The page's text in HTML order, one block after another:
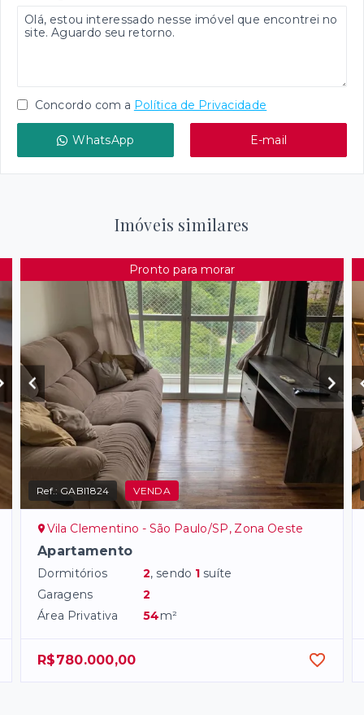
Concordo com a Política de Privacidade
WhatsApp E-mail
Imóveis similares
Pronto para morar
Ref.: GABI1824 VENDA
Vila Clementino - São Paulo/SP, Zona Oeste
Apartamento
Dormitórios 2, sendo 1 suíte
Garagens
2
Área Privativa
54m²
R$780.000,00